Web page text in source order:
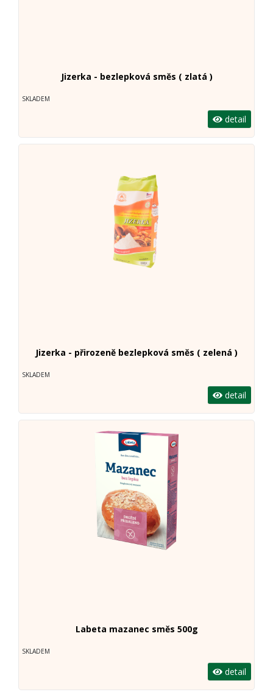
Jizerka - bezlepková směs ( zlatá )
SKLADEM
detail
Jizerka - přirozeně bezlepková směs ( zelená )
SKLADEM
detail
Labeta mazanec směs 500g
SKLADEM
detail